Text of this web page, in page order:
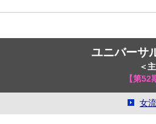
ユニバーサ
＜
【第
女